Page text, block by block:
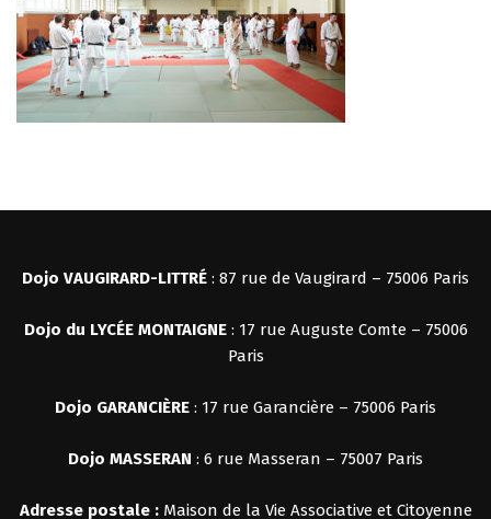
Dojo VAUGIRARD-LITTRÉ : 87 rue de Vaugirard – 75006 Paris
Dojo du LYCÉE MONTAIGNE : 17 rue Auguste Comte – 75006
Paris
Dojo GARANCIÈRE : 17 rue Garancière – 75006 Paris
Dojo MASSERAN : 6 rue Masseran – 75007 Paris
Adresse postale : Maison de la Vie Associative et Citoyenne